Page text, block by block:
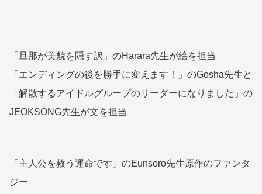
「旦那が美貌を隠す訳」のHarara先生が絵を担当
「エンディングの後を勝手に変えます！」のGosha先生と
「解散するアイドルグループのリーダーになりました」の
JEOKSONG先生が文を担当
「主人公を救う運命です」のEunsoro先生原作のファンタ
ジー